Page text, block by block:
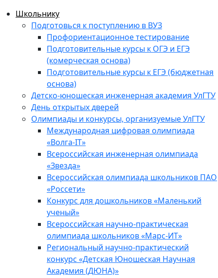
Школьнику
Подготовься к поступлению в ВУЗ
Профориентационное тестирование
Подготовительные курсы к ОГЭ и ЕГЭ
(комерческая основа)
Подготовительные курсы к ЕГЭ (бюджетная
основа)
Детско-юношеская инженерная академия УлГТУ
День открытых дверей
Олимпиады и конкурсы, организуемые УлГТУ
Международная цифровая олимпиада
«Волга-IT»
Всероссийская инженерная олимпиада
«Звезда»
Всероссийская олимпиада школьников ПАО
«Россети»
Конкурс для дошкольников «Маленький
ученый»
Всероссийская научно-практическая
олимпиада школьников «Марс-ИТ»
Региональный научно-практический
конкурс «Детская Юношеская Научная
Академия (ДЮНА)»